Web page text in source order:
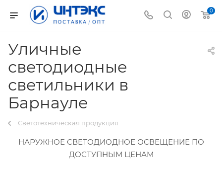
0
Уличные
светодиодные
светильники в
Барнауле
Светотехническая продукция
НАРУЖНОЕ СВЕТОДИОДНОЕ ОСВЕЩЕНИЕ ПО
ДОСТУПНЫМ ЦЕНАМ